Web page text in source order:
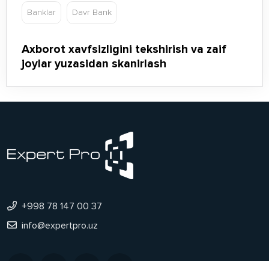
Banklar Davr Bank
Axborot xavfsizligini tekshirish va zaif
joylar yuzasidan skanirlash
+998 78 147 00 37
info@expertpro.uz